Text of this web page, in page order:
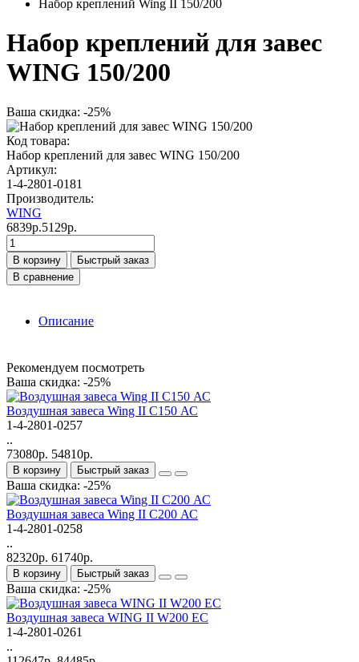
Набор креплений Wing II 150/200
Hабор креплений для завес
WING 150/200
Ваша скидка: -25%
Код товара:
Hабор креплений для завес WING 150/200
Артикул:
1-4-2801-0181
Производитель:
WING
6839р.5129р.
В корзину
Быстрый заказ
В сравнение
Описание
Рекомендуем посмотреть
Ваша скидка: -25%
Bоздушная завеса Wing II C150 АС
1-4-2801-0257
..
73080р. 54810р.
В корзину Быстрый заказ
Ваша скидка: -25%
Bоздушная завеса Wing II C200 АС
1-4-2801-0258
..
82320р. 61740р.
В корзину Быстрый заказ
Ваша скидка: -25%
Bоздушная завеса WING II W200 EC
1-4-2801-0261
..